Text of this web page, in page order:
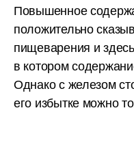
Повышенное
положительно
пищеварения и
в котором
Однако с железом
его избытке можно